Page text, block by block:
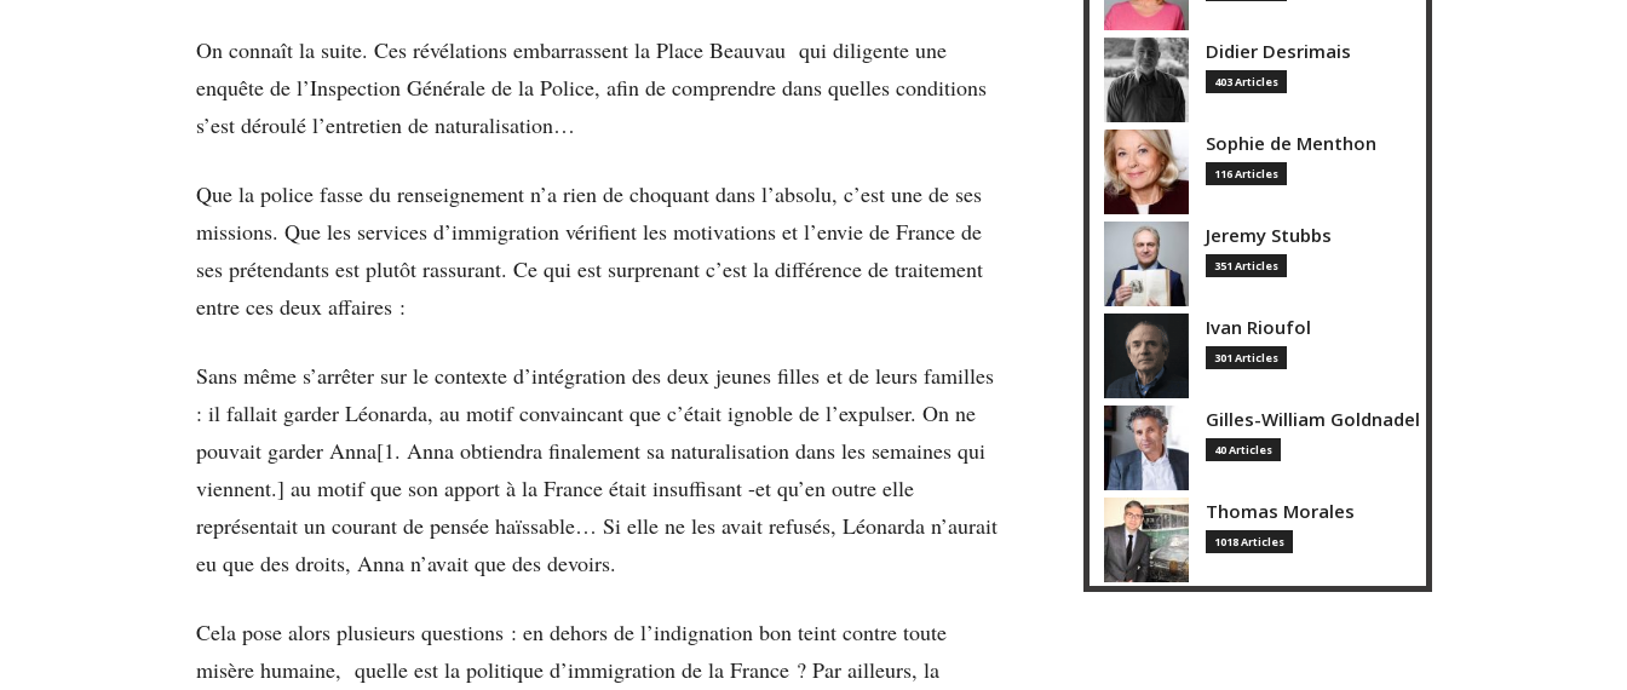
On connaît la suite. Ces révélations embarrassent la Place Beauvau qui diligente une
enquête de l’Inspection Générale de la Police, afin de comprendre dans quelles conditions
s’est déroulé l’entretien de naturalisation…
Que la police fasse du renseignement n’a rien de choquant dans l’absolu, c’est une de ses
missions. Que les services d’immigration vérifient les motivations et l’envie de France de
ses prétendants est plutôt rassurant. Ce qui est surprenant c’est la différence de traitement
entre ces deux affaires :
Sans même s’arrêter sur le contexte d’intégration des deux jeunes filles et de leurs familles
: il fallait garder Léonarda, au motif convaincant que c’était ignoble de l’expulser. On ne
pouvait garder Anna[1. Anna obtiendra finalement sa naturalisation dans les semaines qui
viennent.] au motif que son apport à la France était insuffisant -et qu’en outre elle
représentait un courant de pensée haïssable… Si elle ne les avait refusés, Léonarda n’aurait
eu que des droits, Anna n’avait que des devoirs.
Cela pose alors plusieurs questions : en dehors de l’indignation bon teint contre toute
misère humaine, quelle est la politique d’immigration de la France ? Par ailleurs, la
Didier Desrimais
403 Articles
Sophie de Menthon
116 Articles
Jeremy Stubbs
351 Articles
Ivan Rioufol
301 Articles
Gilles-William Goldnadel
40 Articles
Thomas Morales
1018 Articles